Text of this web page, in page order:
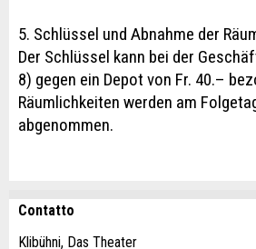
5. Schlüssel und Abnahme der
Der Schlüssel kann bei der
8) gegen ein Depot von Fr. 40.–
Räumlichkeiten werden am
abgenommen.
Contestare l'annuncio
Consigliamo l'annuncio
Contatto
Klibühni, Das Theater